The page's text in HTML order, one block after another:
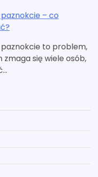
– co
to problem,
zmaga się wiele osób,